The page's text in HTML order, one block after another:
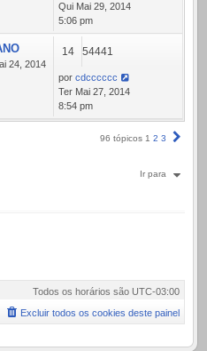
Qui Mai 29, 2014
5:06 pm
24, 2014
14 54441
por cdcccccc
Ter Mai 27, 2014
8:54 pm
96 tópicos 1 2 3
Ir para
Todos os horários são UTC-03:00
Excluir todos os cookies deste painel